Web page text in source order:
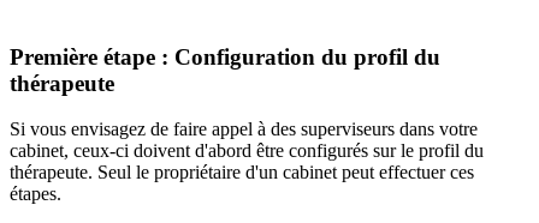
Première étape : Configuration du profil du
thérapeute
Si vous envisagez de faire appel à des superviseurs dans votre
cabinet, ceux-ci doivent d'abord être configurés sur le profil du
thérapeute. Seul le propriétaire d'un cabinet peut effectuer ces
étapes.